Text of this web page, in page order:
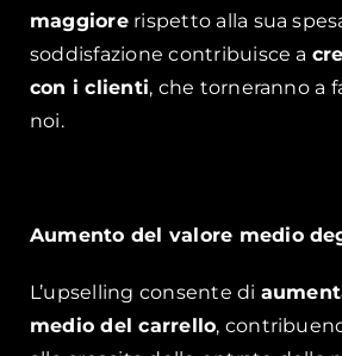
maggiorerispetto alla sua
soddisfazione contribuisce a
con i clienti, che torneranno a
noi.
Aumento del valore medio
L’upselling consente di
medio del carrello,